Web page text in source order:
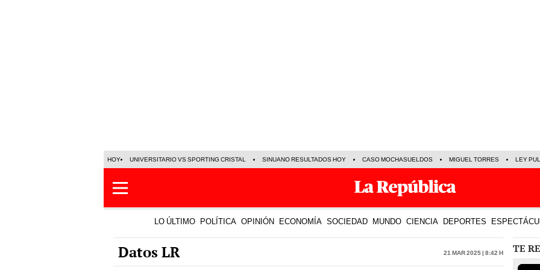
HOY UNIVERSITARIO VS SPORTING CRISTAL SINUANO RESULTADOS HOY CASO MOCHASUELDOS MIGUEL TORRES LEY
LO ÚLTIMO POLÍTICA OPINIÓN ECONOMÍA SOCIEDAD MUNDO CIENCIA DEPORTES
Datos LR 21 Mar 2025 | 8:42 h TE